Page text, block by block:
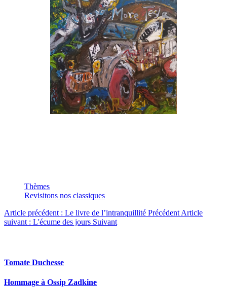
Thèmes
Revisitons nos classiques
Article précédent : Le livre de l’intranquillité Précédent Article
suivant : L'écume des jours Suivant
Tomate Duchesse
Hommage à Ossip Zadkine